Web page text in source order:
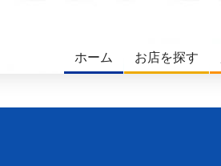
ホーム お店を探す